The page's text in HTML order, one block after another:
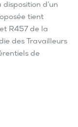
d’un
tient
R457 de la
des Travailleurs
de